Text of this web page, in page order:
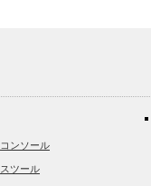
コンソール
スツール